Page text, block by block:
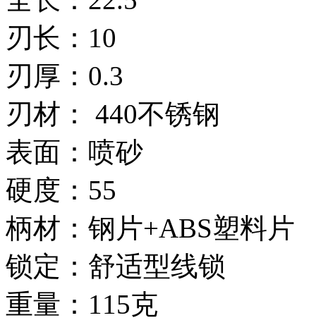
刃长：10
刃厚：0.3
刃材： 440不锈钢
表面：喷砂
硬度：55
柄材：钢片+ABS塑料片
锁定：舒适型线锁
重量：115克